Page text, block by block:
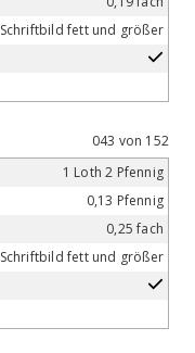
Schriftbild fett und größer
043 von 152
1 Loth 2 Pfennig
0,13 Pfennig
0,25 fach
Schriftbild fett und größer